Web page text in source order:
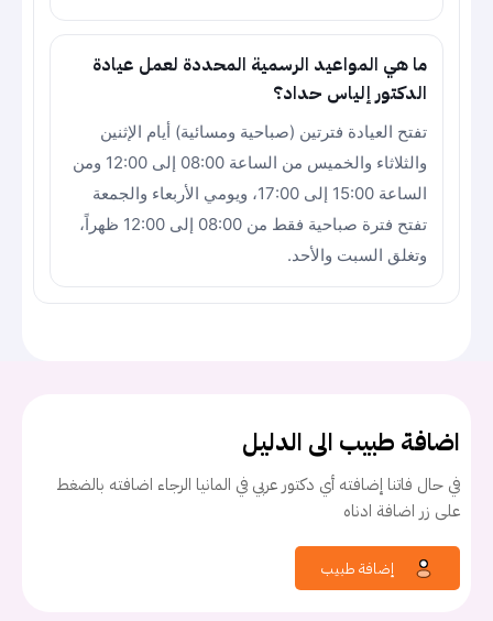
ما هي المواعيد الرسمية المحددة لعمل عيادة
الدكتور إلياس حداد؟
تفتح العيادة فترتين (صباحية ومسائية) أيام الإثنين
والثلاثاء والخميس من الساعة 08:00 إلى 12:00 ومن
الساعة 15:00 إلى 17:00، ويومي الأربعاء والجمعة
تفتح فترة صباحية فقط من 08:00 إلى 12:00 ظهراً،
وتغلق السبت والأحد.
اضافة طبيب الى الدليل
في حال فاتنا إضافته أي دكتور عربي في المانيا الرجاء اضافته بالضغط
على زر اضافة ادناه